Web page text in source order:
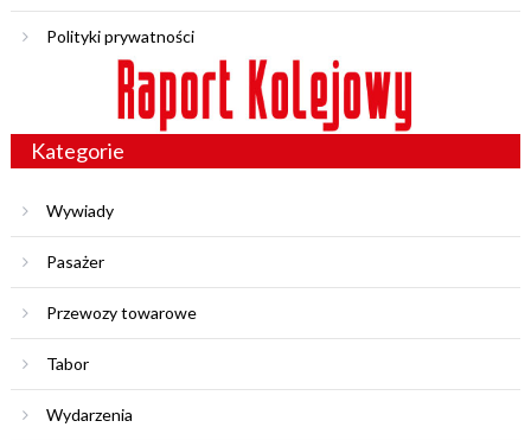
Polityki prywatności
Kategorie
Wywiady
Pasażer
Przewozy towarowe
Tabor
Wydarzenia